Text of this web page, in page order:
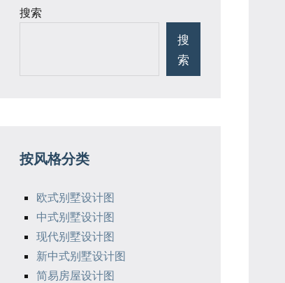
搜索
搜
索
按风格分类
欧式别墅设计图
中式别墅设计图
现代别墅设计图
新中式别墅设计图
简易房屋设计图